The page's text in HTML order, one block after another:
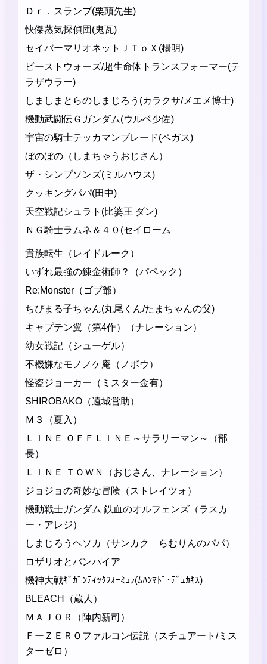
Ｄｒ．スランプ(栗頭先生)
快傑蒸気探偵団(鬼瓦)
セイバーマリオネットＪＴｏＸ(楊明)
ビーストウォーズ/超生命体トランスフォーマー(テ
ラザウラー)
しましまとらのしまじろう(カラクサ/メエメ博士)
機動武闘伝Ｇガンダム(ウルベ少佐)
宇宙の騎士テッカマンブレード(ペガス)
ぼのぼの（しまちゃうおじさん）
ザ・シンプソンズ(ミルハウス)
クッキングパパ(田中)
天空戦記シュラト(比婆王 ダン)
ＮＧ騎士ラムネ＆４０(セイローム
貴族転生（レイドルーク）
いずれ最強の錬金術師？（パペック）
Re:Monster（ゴブ爺）
ちびまる子ちゃん(丸尾くん/たまちゃんの父)
キャプテン翼（第4作）（ナレーション）
幼女戦記（シューゲル）
不機嫌なモノノケ庵（ノボウ）
怪盗ジョーカー（ミスター金有）
SHIROBAKO（遠城営助）
Ｍ３（夏入）
ＬＩＮＥ ＯＦＦＬＩＮＥ～サラリーマン～（部
長）
ＬＩＮＥ ＴＯＷＮ（おじさん、ナレーション）
ジョジョの奇妙な冒険（ストレイツォ）
機動戦士ガンダム 鉄血のオルフェンズ（ラスカ
ー・アレジ）
しまじろうヘソカ（サンカク らむりんのパパ）
ロザリオとバンパイア
機神大戦ｷﾞｶﾞﾝﾃｨｯｸﾌｫｰﾐｭﾗ(ﾑﾊﾝﾏﾄﾞ･ﾃﾞｭｶｷｽ)
BLEACH（蔵人）
ＭＡＪＯＲ（陣内新司）
ＦーＺＥＲＯファルコン伝説（スチュアート/ミス
ターゼロ）